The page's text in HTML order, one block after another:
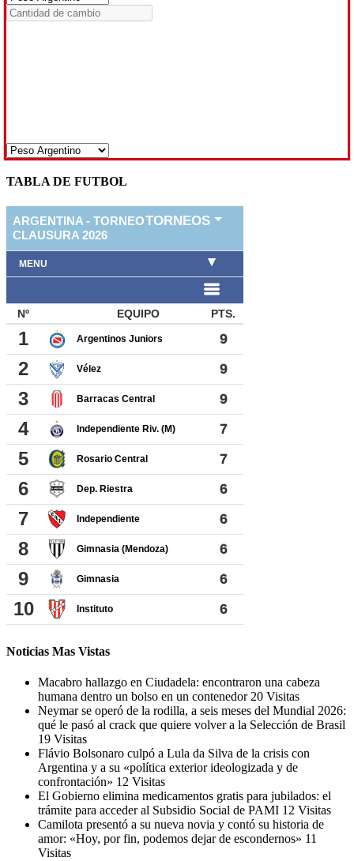
TABLA DE FUTBOL
Noticias Mas Vistas
Macabro hallazgo en Ciudadela: encontraron una cabeza
humana dentro un bolso en un contenedor 20 Visitas
Neymar se operó de la rodilla, a seis meses del Mundial 2026:
qué le pasó al crack que quiere volver a la Selección de Brasil
19 Visitas
Flávio Bolsonaro culpó a Lula da Silva de la crisis con
Argentina y a su «política exterior ideologizada y de
confrontación» 12 Visitas
El Gobierno elimina medicamentos gratis para jubilados: el
trámite para acceder al Subsidio Social de PAMI 12 Visitas
Camilota presentó a su nueva novia y contó su historia de
amor: «Hoy, por fin, podemos dejar de escondernos» 11
Visitas